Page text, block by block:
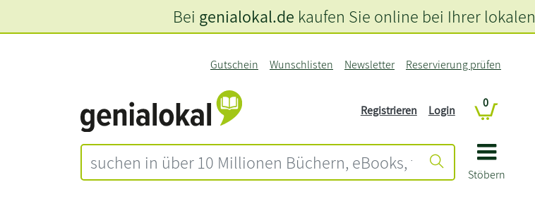
Stöbern
Gutschein Wunschlisten Newsletter Reservierung prüfen
Registrieren Login
0
Bei genialokal.de kaufen Sie online bei Ihrer lokalen